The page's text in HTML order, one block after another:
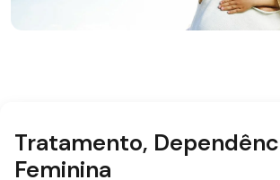
Tratamento,
Feminina